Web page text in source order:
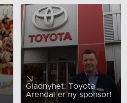
Gladnyhet: Toyota
Arendal er ny sponsor!